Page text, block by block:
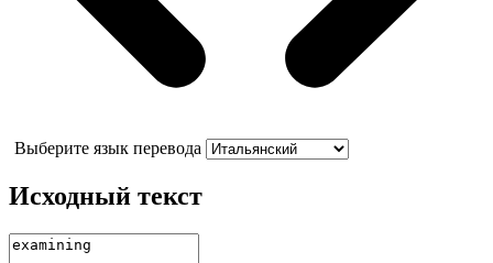
Выберите язык перевода
Исходный текст